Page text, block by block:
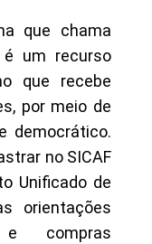
que chama
é um recurso
que recebe
por meio de
democrático.
no SICAF
Unificado de
orientações
compras